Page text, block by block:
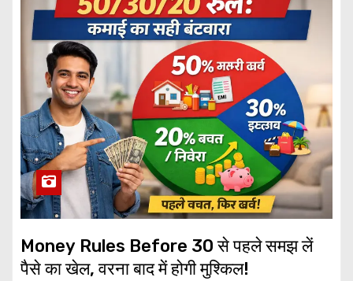
Money Rules Before 30 से पहले समझ लें
पैसे का खेल, वरना बाद में होगी मुश्किल!